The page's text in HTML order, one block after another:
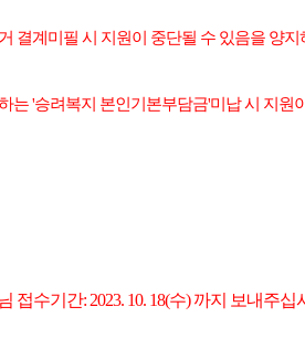
결계미필 시 지원이 중단될 수 있음을 양
는 '승려복지 본인기본부담금'미납 시 지원
접수기간: 2023. 10. 18(수) 까지 보내주십